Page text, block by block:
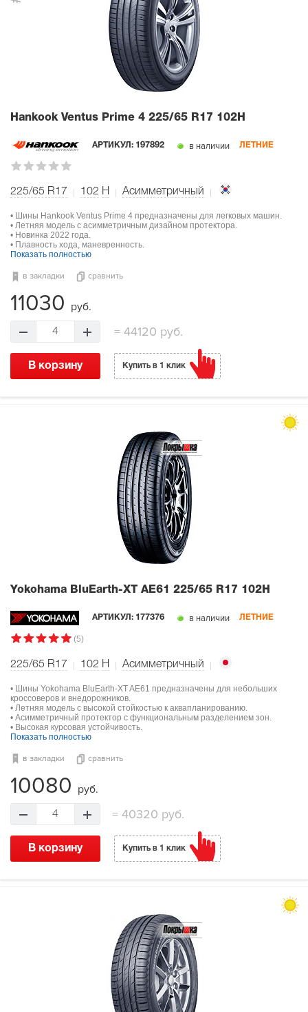
Hankook Ventus Prime 4 225/65 R17 102H
АРТИКУЛ: 197892 в наличии ЛЕТНИЕ
225/65 R17 102 H Асимметричный
• Шины Hankook Ventus Prime 4 предназначены для легковых машин.
• Летняя модель с асимметричным дизайном протектора.
• Новинка 2022 года.
• Плавность хода, маневренность.
Показать полностью
в закладки сравнить
11030 руб.
4 =44120 руб.
В корзину Купить в 1 клик
Yokohama BluEarth-XT AE61 225/65 R17 102H
АРТИКУЛ: 177376 в наличии ЛЕТНИЕ
(5)
225/65 R17 102 H Асимметричный
• Шины Yokohama BluEarth-XT AE61 предназначены для небольших
кроссоверов и внедорожников.
• Летняя модель с высокой стойкостью к аквапланированию.
• Асимметричный протектор с функциональным разделением зон.
• Высокая курсовая устойчивость.
Показать полностью
в закладки сравнить
10080 руб.
4 = 40320 руб.
В корзину Купить в 1 клик